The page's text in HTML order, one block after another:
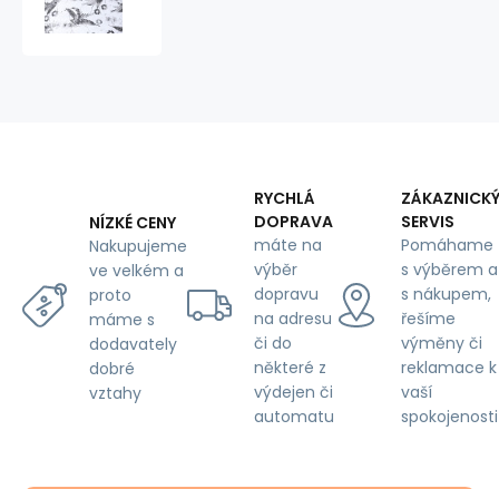
na
bílém
NÍZKÉ CENY
Nakupujeme
ve velkém a
proto
máme s
dodavately
dobré
vztahy
RYCHLÁ
DOPRAVA
máte na
výběr
dopravu
na adresu
či do
některé z
výdejen či
automatu
ZÁKAZNICKÝ
SERVIS
Pomáhame
s výběrem a
s nákupem,
řešíme
výměny či
reklamace k
vaší
spokojenosti